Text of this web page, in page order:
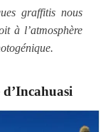
graffitis nous
à l’atmosphère